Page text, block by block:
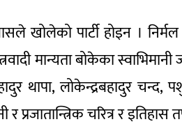
खोलेको पार्टी होइन ।
मान्यता बोकेका
थापा, लोकेन्द्रबहादुर
र प्रजातान्त्रिक चरित्र र